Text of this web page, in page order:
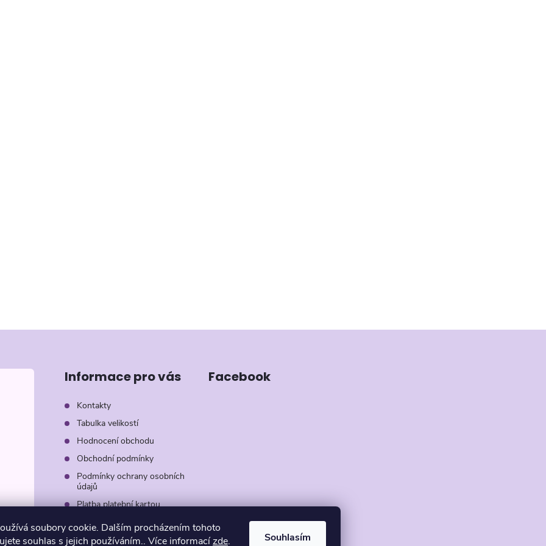
soubory cookie. Dalším procházením tohoto
souhlas s jejich používáním.. Více informacízde. Souhlasím
Informace pro vás
Kontakty
Tabulka velikostí
Hodnocení obchodu
Obchodní podmínky
Podmínky ochrany osobních
údajů
Platba platební kartou
Záruka AVON
Facebook